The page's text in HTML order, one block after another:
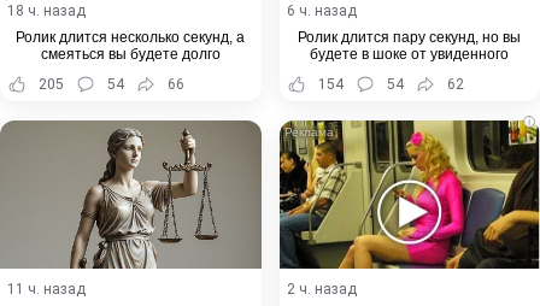
18 ч. назад
Ролик длится несколько секунд, а
смеяться вы будете долго
205
54 66
6 ч. назад
Ролик длится пару секунд, но вы
будете в шоке от увиденного
154
54 62
11 ч. назад
i
2 ч. назад